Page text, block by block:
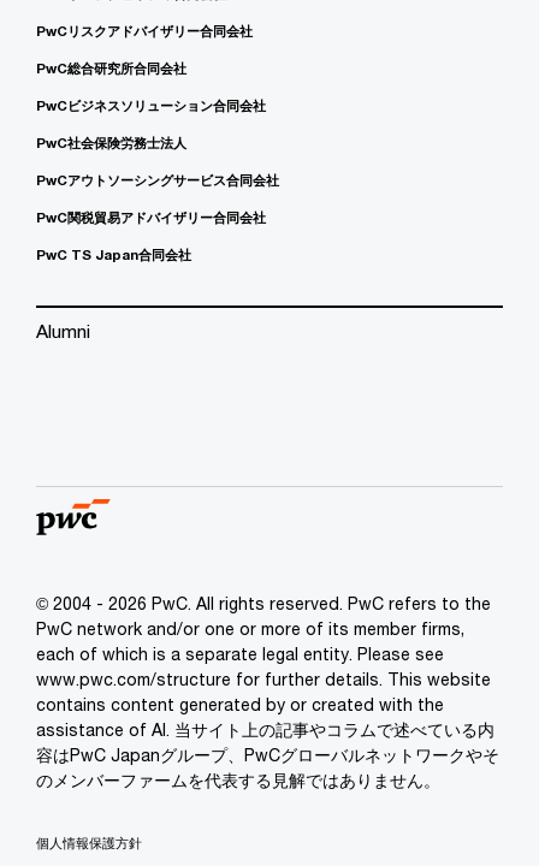
PwCリスクアドバイザリー合同会社
PwC総合研究所合同会社
PwCビジネスソリューション合同会社
PwC社会保険労務士法人
PwCアウトソーシングサービス合同会社
PwC関税貿易アドバイザリー合同会社
PwC TS Japan合同会社
Alumni
© 2004 - 2026 PwC. All rights reserved. PwC refers to the
PwC network and/or one or more of its member firms,
each of which is a separate legal entity. Please see
www.pwc.com/structure for further details. This website
contains content generated by or created with the
assistance of AI. 当サイト上の記事やコラムで述べている内
容はPwC Japanグループ、PwCグローバルネットワークやそ
のメンバーファームを代表する見解ではありません。
個人情報保護方針